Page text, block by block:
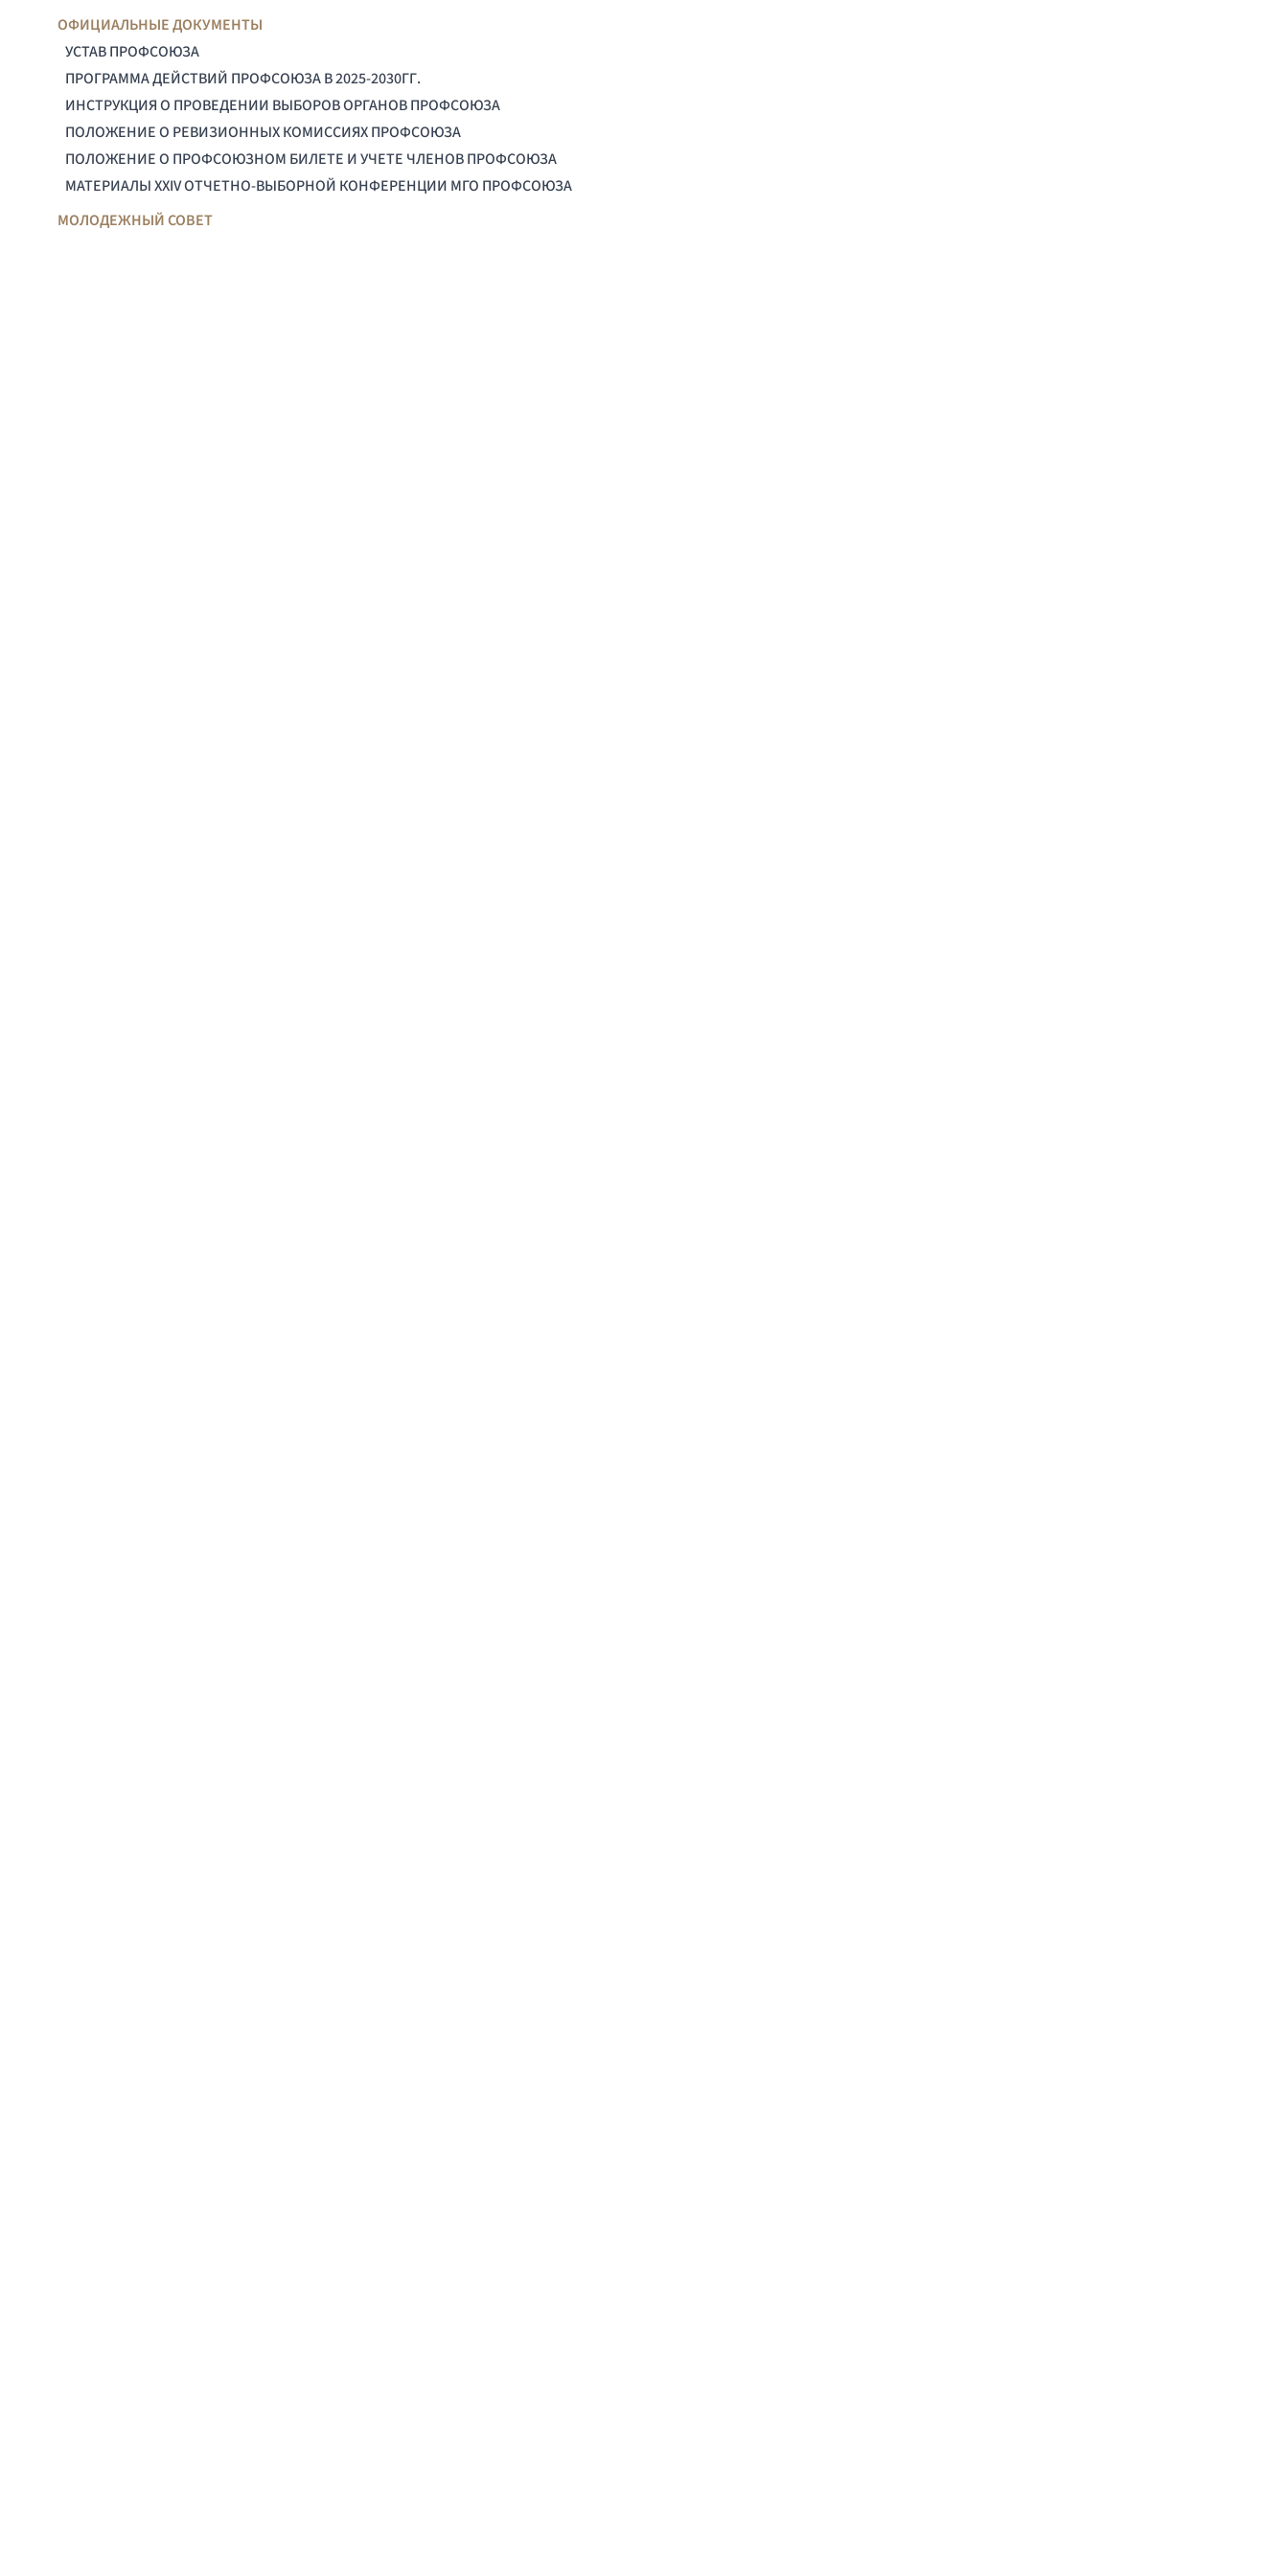
ОФИЦИАЛЬНЫЕ ДОКУМЕНТЫ
УСТАВ ПРОФСОЮЗА
ПРОГРАММА ДЕЙСТВИЙ ПРОФСОЮЗА В 2025-2030ГГ.
ИНСТРУКЦИЯ О ПРОВЕДЕНИИ ВЫБОРОВ ОРГАНОВ ПРОФСОЮЗА
ПОЛОЖЕНИЕ О РЕВИЗИОННЫХ КОМИССИЯХ ПРОФСОЮЗА
ПОЛОЖЕНИЕ О ПРОФСОЮЗНОМ БИЛЕТЕ И УЧЕТЕ ЧЛЕНОВ ПРОФСОЮЗА
МАТЕРИАЛЫ XXIV ОТЧЕТНО-ВЫБОРНОЙ КОНФЕРЕНЦИИ МГО ПРОФСОЮЗА
МОЛОДЕЖНЫЙ СОВЕТ